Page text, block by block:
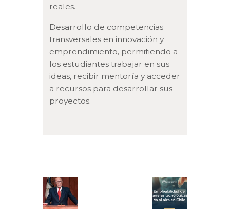
reales.
Desarrollo de competencias
transversales en innovación y
emprendimiento, permitiendo a
los estudiantes trabajar en sus
ideas, recibir mentoría y acceder
a recursos para desarrollar sus
proyectos.
de
entradas